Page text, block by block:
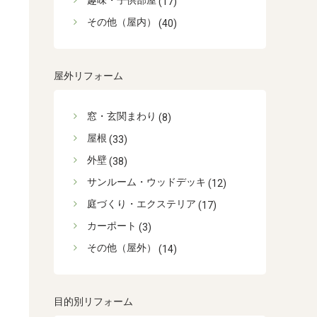
その他（屋内）
(40)
屋外リフォーム
窓・玄関まわり (8)
屋根 (33)
外壁(38)
サンルーム・ウッドデッキ (12)
庭づくり・エクステリア (17)
カーポート (3)
その他（屋外）
(14)
目的別リフォーム